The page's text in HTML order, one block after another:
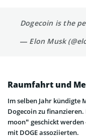
Dogecoin is the
— Elon Musk
Raumfahrt und
Im selben Jahr kündigte
Dogecoin zu
moon“ geschickt
mit DOGE assoziierten.